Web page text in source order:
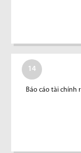
14
Báo cáo tài chính